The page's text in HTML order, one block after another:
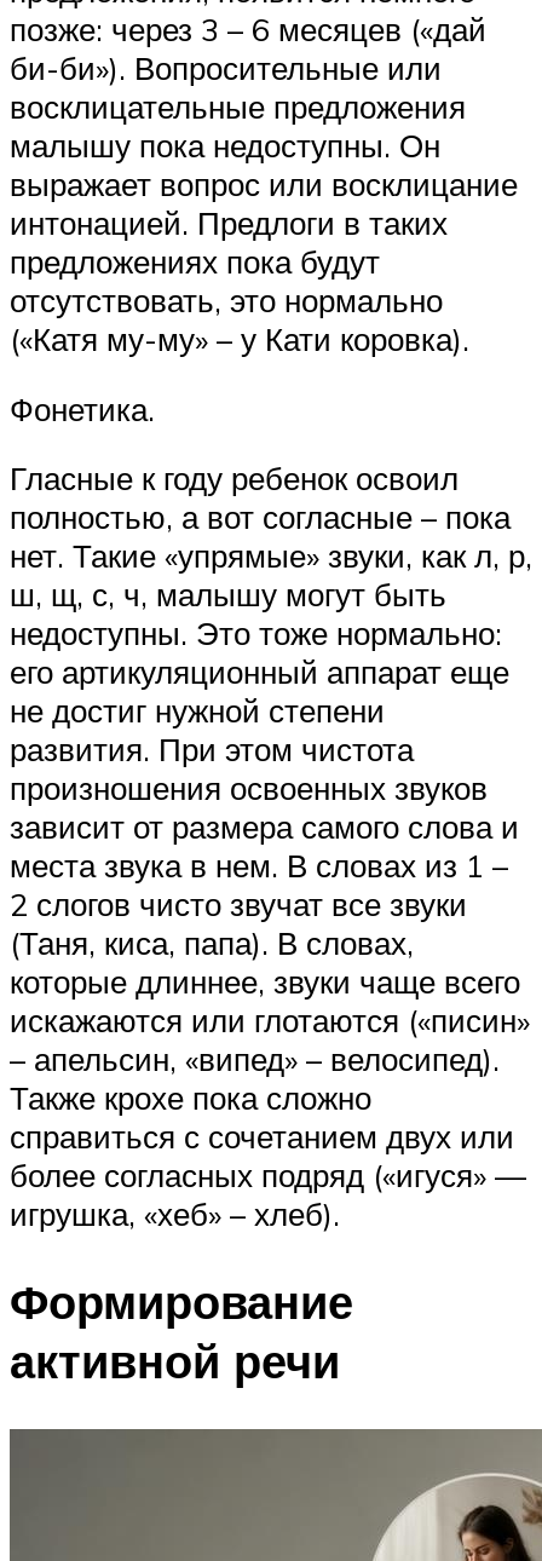
позже: через 3 – 6 месяцев («дай
би-би»). Вопросительные или
восклицательные предложения
малышу пока недоступны. Он
выражает вопрос или восклицание
интонацией. Предлоги в таких
предложениях пока будут
отсутствовать, это нормально
(«Катя му-му» – у Кати коровка).
Фонетика.
Гласные к году ребенок освоил
полностью, а вот согласные – пока
нет. Такие «упрямые» звуки, как л, р,
ш, щ, с, ч, малышу могут быть
недоступны. Это тоже нормально:
его артикуляционный аппарат еще
не достиг нужной степени
развития. При этом чистота
произношения освоенных звуков
зависит от размера самого слова и
места звука в нем. В словах из 1 –
2 слогов чисто звучат все звуки
(Таня, киса, папа). В словах,
которые длиннее, звуки чаще всего
искажаются или глотаются («писин»
– апельсин, «випед» – велосипед).
Также крохе пока сложно
справиться с сочетанием двух или
более согласных подряд («игуся» —
игрушка, «хеб» – хлеб).
Формирование
активной речи